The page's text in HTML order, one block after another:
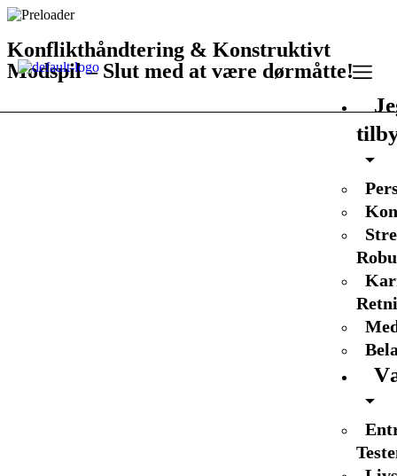
Konflikthåndtering & Konstruktivt
Modspil – Slut med at være dørmåtte!